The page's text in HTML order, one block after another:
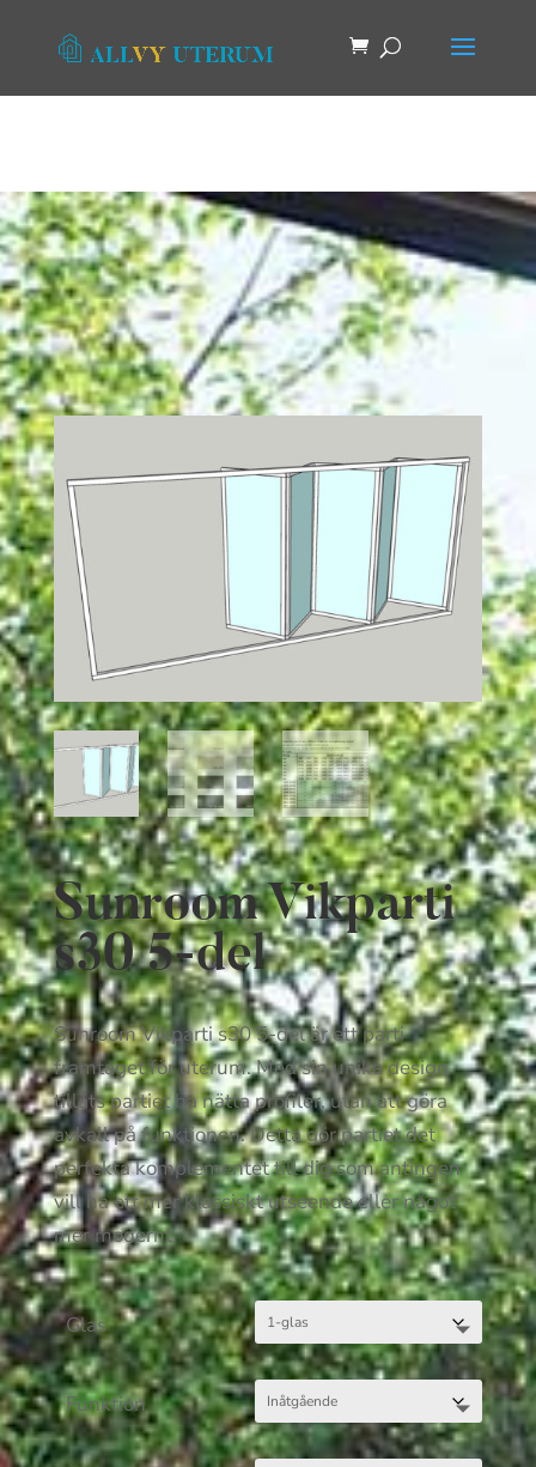
Sunroom Vikparti
s30 5-del
Sunroom Vikparti s30 5-del är ett parti
framtaget för uterum. Med sin unika design
tillåts partiet ha nätta profiler, utan att göra
avkall på funktionen. Detta gör partiet det
perfekta komplementet till dig som antingen
vill ha ett mer klassiskt utseende eller något
mer modernt.
Glas
Funktion